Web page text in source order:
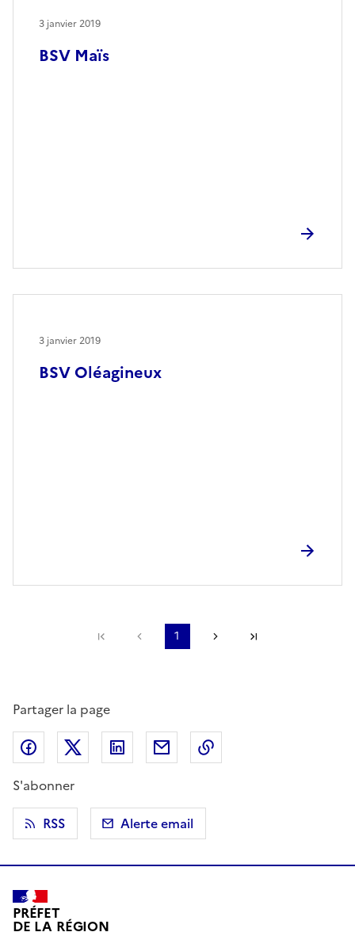
BSV Maïs
3 janvier 2019
BSV Oléagineux
3 janvier 2019
Première pagePage précédente
1 Page suivante
Partager la page
Partager sur Facebook
Partager sur X (anciennement Twitter)
Partager sur LinkedIn
Partager par email
S'abonner
RSS
Alerte email
PRÉFET
DE LA RÉGION